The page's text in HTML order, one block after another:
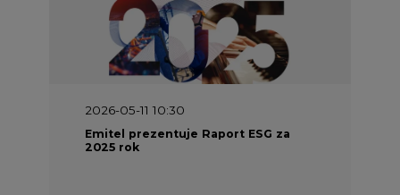
2026-05-11 10:30
Emitel prezentuje Raport ESG za
2025 rok